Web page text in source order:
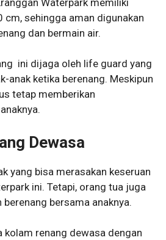
cm, sehingga aman digunakan
dan bermain air.
ini dijaga oleh life guard yang
anak ketika berenang. Meskipun
tetap memberikan
Dewasa
yang bisa merasakan keseruan
ini. Tetapi, orang tua juga
bersama anaknya.
kolam renang dewasa dengan